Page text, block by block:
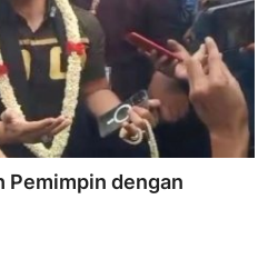
Pemimpin dengan